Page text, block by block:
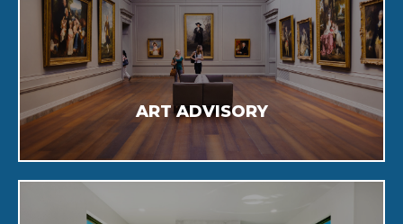
ART ADVISORY
Consultoria específica sobre obras de
arte ao lado dos melhores profissionais
da área.